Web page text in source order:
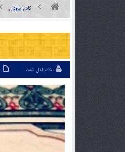
کلام جاودان
خادم اهل البیت